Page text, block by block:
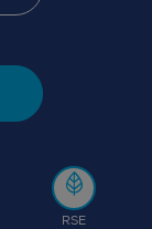
RSE